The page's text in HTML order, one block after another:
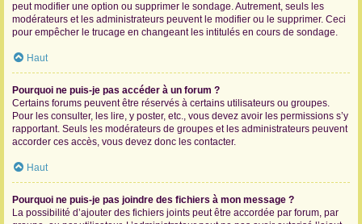
peut modifier une option ou supprimer le sondage. Autrement, seuls les
modérateurs et les administrateurs peuvent le modifier ou le supprimer. Ceci
pour empêcher le trucage en changeant les intitulés en cours de sondage.
Haut
Pourquoi ne puis-je pas accéder à un forum ?
Certains forums peuvent être réservés à certains utilisateurs ou groupes.
Pour les consulter, les lire, y poster, etc., vous devez avoir les permissions s’y
rapportant. Seuls les modérateurs de groupes et les administrateurs peuvent
accorder ces accès, vous devez donc les contacter.
Haut
Pourquoi ne puis-je pas joindre des fichiers à mon message ?
La possibilité d’ajouter des fichiers joints peut être accordée par forum, par